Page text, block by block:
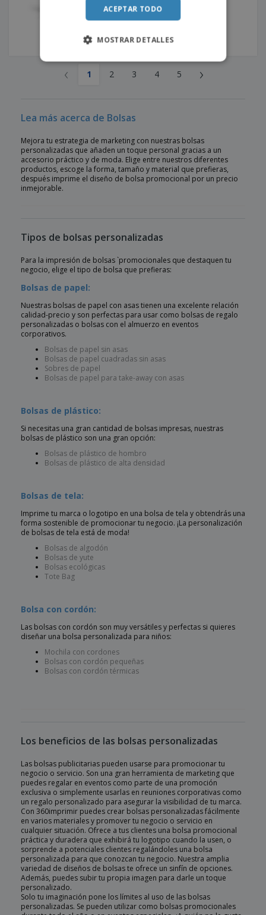
‹ 1 2 3 4 5 ›
Lea más acerca de Bolsas
Mejora tu estrategia de marketing con nuestras bolsas
personalizadas que añaden un toque personal gracias a un
accesorio práctico y de moda. Elige entre nuestros diferentes
productos, escoge la forma, tamaño y material que prefieras,
después imprime el diseño de bolsa promocional por un precio
inmejorable.
Tipos de bolsas personalizadas
Para la impresión de bolsas `promocionales que destaquen tu
negocio, elige el tipo de bolsa que prefieras:
Bolsas de papel:
Nuestras bolsas de papel con asas tienen una excelente relación
calidad-precio y son perfectas para usar como bolsas de regalo
personalizadas o bolsas con el almuerzo en eventos
corporativos.
Bolsas de papel sin asas
Bolsas de papel cuadradas sin asas
Sobres de papel
Bolsas de papel para take-away con asas
Bolsas de plástico:
Si necesitas una gran cantidad de bolsas impresas, nuestras
bolsas de plástico son una gran opción:
Bolsas de plástico de hombro
Bolsas de plástico de alta densidad
Bolsas de tela:
Imprime tu marca o logotipo en una bolsa de tela y obtendrás una
forma sostenible de promocionar tu negocio. ¡La personalización
de bolsas de tela está de moda!
Bolsas de algodón
Bolsas de yute
Bolsas ecológicas
Tote Bag
Bolsa con cordón:
Las bolsas con cordón son muy versátiles y perfectas si quieres
diseñar una bolsa personalizada para niños:
Mochila con cordones
Bolsas con cordón pequeñas
Bolsas con cordón térmicas
Los beneficios de las bolsas personalizadas
Las bolsas publicitarias pueden usarse para promocionar tu
negocio o servicio. Son una gran herramienta de marketing que
puedes regalar en eventos como parte de una promoción
exclusiva o simplemente usarlas en reuniones corporativas como
un regalo personalizado para asegurar la visibilidad de tu marca.
Con 360imprimir puedes crear bolsas personalizadas fácilmente
en varios materiales y promover tu negocio o servicio en
cualquier situación. Ofrece a tus clientes una bolsa promocional
práctica y duradera que exhibirá tu logotipo cuando la usen, o
sorprende a potenciales clientes regalándoles una bolsa
personalizada para que conozcan tu negocio. Nuestra amplia
variedad de diseños de bolsas te ofrece un sinfín de opciones.
Además, puedes subir tu propia imagen para darle un toque
personalizado.
Solo tu imaginación pone los límites al uso de las bolsas
personalizadas. Se pueden utilizar como bolsas promocionales
ACEPTAR TODO
MOSTRAR DETALLES